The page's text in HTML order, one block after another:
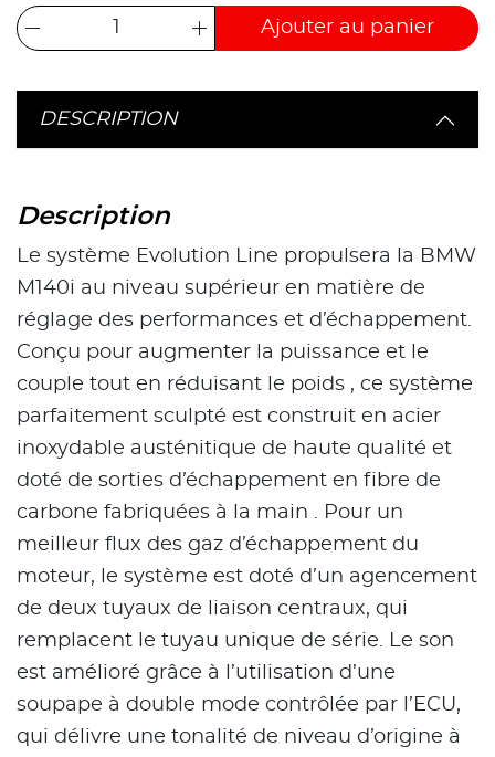
Ajouter au panier
DESCRIPTION
Description
Le système Evolution Line propulsera la BMW
M140i au niveau supérieur en matière de
réglage des performances et d’échappement.
Conçu pour augmenter la puissance et le
couple tout en réduisant le poids , ce système
parfaitement sculpté est construit en acier
inoxydable austénitique de haute qualité et
doté de sorties d’échappement en fibre de
carbone fabriquées à la main . Pour un
meilleur flux des gaz d’échappement du
moteur, le système est doté d’un agencement
de deux tuyaux de liaison centraux, qui
remplacent le tuyau unique de série. Le son
est amélioré grâce à l’utilisation d’une
soupape à double mode contrôlée par l’ECU,
qui délivre une tonalité de niveau d’origine à